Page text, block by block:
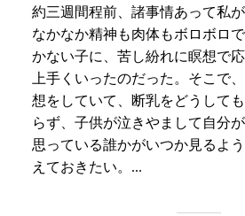
約三週間程前、諸事情あって私が
なかなか精神も肉体もボロボロ
かない子に、苦し紛れに瞑想で
上手くいったのだった。そこで
想をしていて、断乳をどうして
らず、子供が泣きやまして自分
思っている誰かがいつか見るよ
えておきたい。...